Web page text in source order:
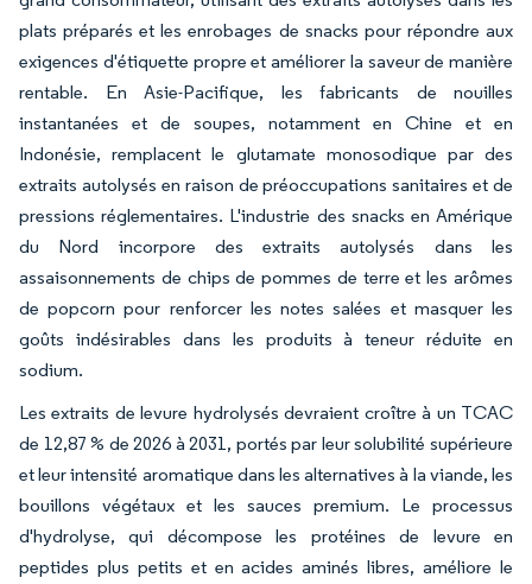
plats préparés et les enrobages de snacks pour répondre aux
exigences d'étiquette propre et améliorer la saveur de manière
rentable. En Asie-Pacifique, les fabricants de nouilles
instantanées et de soupes, notamment en Chine et en
Indonésie, remplacent le glutamate monosodique par des
extraits autolysés en raison de préoccupations sanitaires et de
pressions réglementaires. L'industrie des snacks en Amérique
du Nord incorpore des extraits autolysés dans les
assaisonnements de chips de pommes de terre et les arômes
de popcorn pour renforcer les notes salées et masquer les
goûts indésirables dans les produits à teneur réduite en
sodium.
Les extraits de levure hydrolysés devraient croître à un TCAC
de 12,87 % de 2026 à 2031, portés par leur solubilité supérieure
et leur intensité aromatique dans les alternatives à la viande, les
bouillons végétaux et les sauces premium. Le processus
d'hydrolyse, qui décompose les protéines de levure en
peptides plus petits et en acides aminés libres, améliore le